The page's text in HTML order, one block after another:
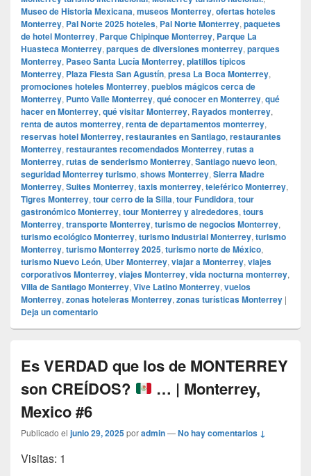
Museo de Historia Mexicana, museos Monterrey, ofertas hoteles
Monterrey, Pal Norte 2025 hoteles, Pal Norte Monterrey, paquetes
de hotel Monterrey, Parque Chipinque Monterrey, Parque La
Huasteca Monterrey, parques de diversiones monterrey, parques
Monterrey, Paseo Santa Lucía Monterrey, platillos típicos
Monterrey, Plaza Fiesta San Agustín, presa La Boca Monterrey,
promociones hoteles Monterrey, pueblos mágicos cerca de
Monterrey, Punto Valle Monterrey, qué conocer en Monterrey, qué
hacer en Monterrey, qué visitar Monterrey, Rayados monterrey,
renta de autos monterrey, renta de departamentos monterrey,
reservas hotel Monterrey, restaurantes en Santiago, restaurantes
Monterrey, restaurantes recomendados Monterrey, rutas a
Monterrey, rutas de senderismo Monterrey, Santiago nuevo leon,
seguridad Monterrey turismo, shows Monterrey, Sierra Madre
Monterrey, Suites Monterrey, taxis monterrey, teleférico Monterrey,
Tigres Monterrey, tour cerro de la Silla, tour Fundidora, tour
gastronómico Monterrey, tour Monterrey y alrededores, tours
Monterrey, transporte Monterrey, turismo de negocios Monterrey,
turismo ecológico Monterrey, turismo industrial Monterrey, turismo
Monterrey, turismo Monterrey 2025, turismo norte de México,
turismo Nuevo León, Uber Monterrey, viajar a Monterrey, viajes
corporativos Monterrey, viajes Monterrey, vida nocturna monterrey,
Villa de Santiago Monterrey, Vive Latino Monterrey, vuelos
Monterrey, zonas hoteleras Monterrey, zonas turísticas Monterrey |
Deja un comentario
Es VERDAD que los de MONTERREY
son CREÍDOS?
… | Monterrey,
Mexico #6
Publicado el junio 29, 2025poradmin—No hay comentarios ↓
Visitas: 1